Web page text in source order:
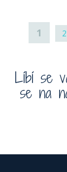
1 2
Líbí se
se na